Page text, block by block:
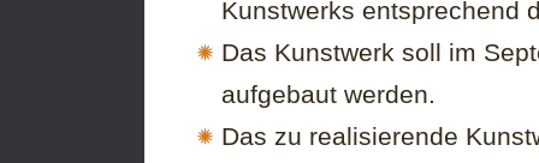
Kunstwerks entsprechend
Das Kunstwerk soll im
aufgebaut werden.
Das zu realisierende